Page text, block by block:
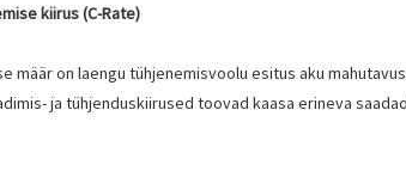
kiirus (C-Rate)
määr on laengu tühjenemisvoolu esitus aku
ja tühjenduskiirused toovad kaasa erineva